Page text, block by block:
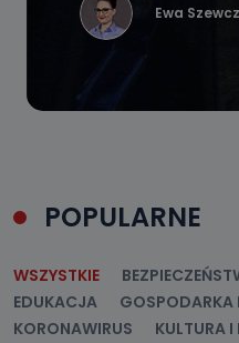
Ewa
POPULARNE
WSZYSTKIE
EDUKACJA
GOSPODARKA
KORONAWIRUS
KULTURA